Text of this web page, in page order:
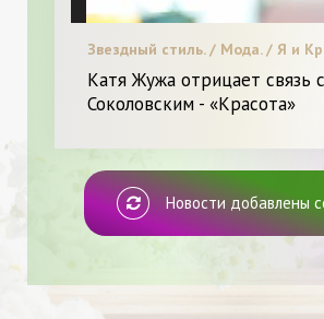
Звездный стиль. / Мода. / Я и
Катя Жужа отрицает связь
Соколовским - «Красота»
Новости добавлены